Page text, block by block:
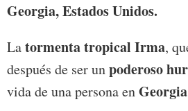
Georgia, Estados Unidos.
Latormenta tropical Irma,
después de ser unpoderoso
vida de una persona enGeorgia